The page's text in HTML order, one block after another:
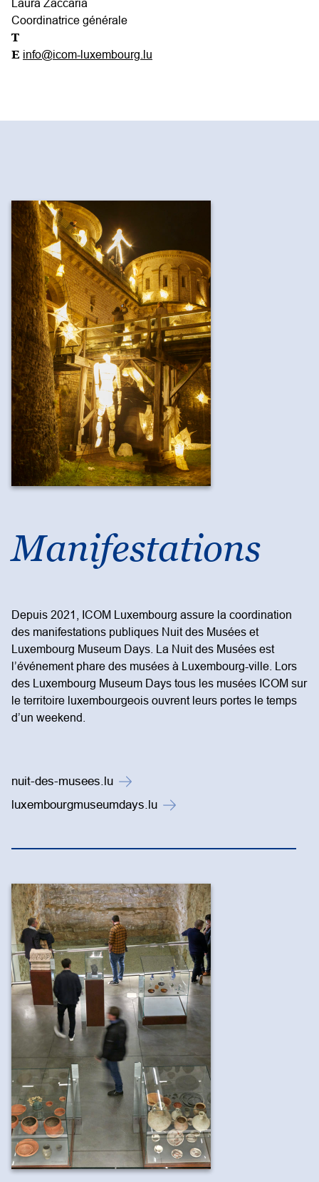
Laura Zaccaria
Coordinatrice générale
T
E info@icom-luxembourg.lu
Manifestations
Depuis 2021, ICOM Luxembourg assure la coordination
des manifestations publiques Nuit des Musées et
Luxembourg Museum Days. La Nuit des Musées est
l’événement phare des musées à Luxembourg-ville. Lors
des Luxembourg Museum Days tous les musées ICOM sur
le territoire luxembourgeois ouvrent leurs portes le temps
d’un weekend.
nuit-des-musees.lu
luxembourgmuseumdays.lu